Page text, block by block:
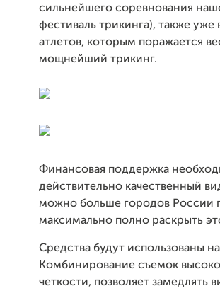
сильнейшего соревнования
фестиваль трикинга), также
атлетов, которым поражается
мощнейший трикинг.
Финансовая поддержка
действительно качественный
можно больше городов России
максимально полно раскрыть
Средства будут использованы
Комбинирование съемок
четкости, позволяет замедлять